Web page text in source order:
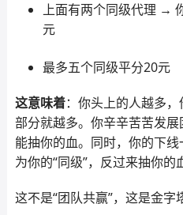
上面有两个同级代理 →
元
最多五个同级平分20元
这意味着：你头上的人越多，
部分就越多。你辛辛苦苦发
能抽你的血。同时，你的下
为你的“同级”，反过来抽你的
这不是“团队共赢”，这是金字